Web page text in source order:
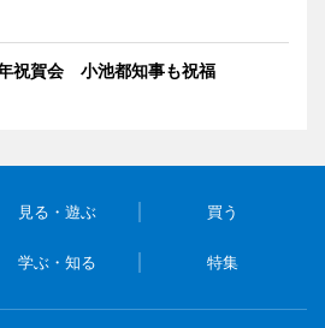
祝賀会 小池都知事も祝福
見る・遊ぶ 買う
学ぶ・知る 特集